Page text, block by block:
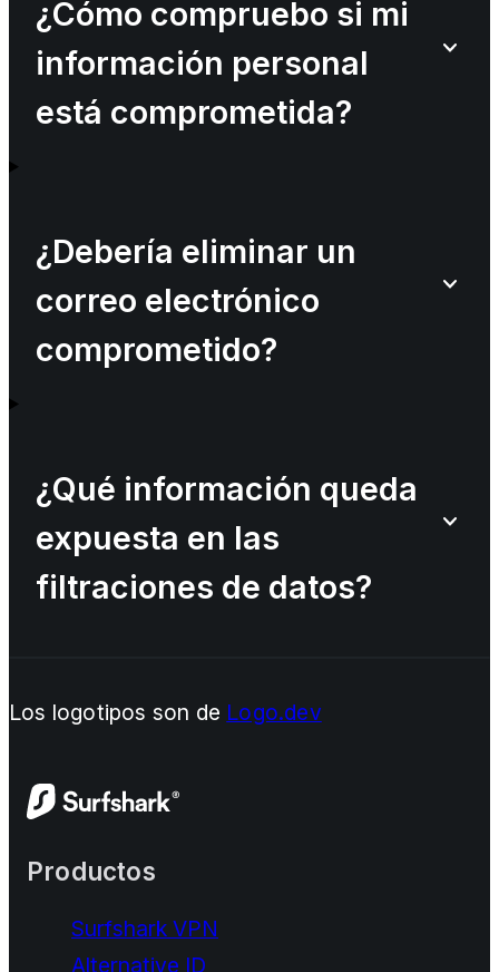
¿Cómo compruebo si mi
información personal
está comprometida?
¿Debería eliminar un
correo electrónico
comprometido?
¿Qué información queda
expuesta en las
filtraciones de datos?
Los logotipos son de Logo.dev
Productos
Surfshark VPN
Alternative ID